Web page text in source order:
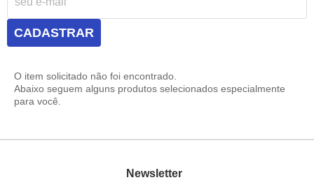
CADASTRAR
O item solicitado não foi encontrado.
Abaixo seguem alguns produtos selecionados especialmente
para você.
Newsletter